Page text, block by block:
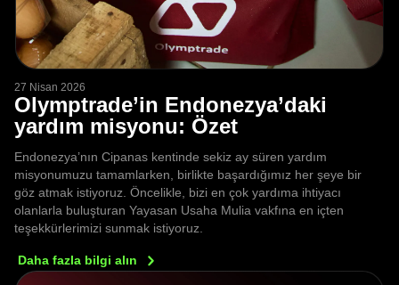
27 Nisan 2026
Olymptrade’in Endonezya’daki
yardım misyonu: Özet
Endonezya’nın Cipanas kentinde sekiz ay süren yardım
misyonumuzu tamamlarken, birlikte başardığımız her şeye bir
göz atmak istiyoruz. Öncelikle, bizi en çok yardıma ihtiyacı
olanlarla buluşturan Yayasan Usaha Mulia vakfına en içten
teşekkürlerimizi sunmak istiyoruz.
Daha fazla bilgi alın